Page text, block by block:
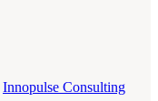
Innopulse Consulting